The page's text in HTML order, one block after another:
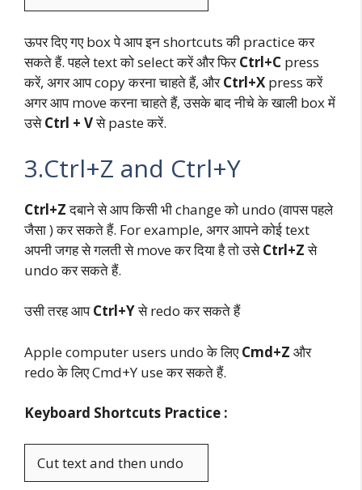
ऊपर दिए गए box पे आप इन shortcuts की practice कर
सकते हैं. पहले text को select करें और फिरCtrl+C press
करें, अगर आप copy करना चाहते हैं, औरCtrl+X press करें
अगर आप move करना चाहते हैं, उसके बाद नीचे के खाली box में
उसेCtrl + Vसे paste करें.
3.Ctrl+Z and Ctrl+Y
Ctrl+Zदबाने से आप किसी भी change को undo (वापस पहले
जैसा ) कर सकते हैं. For example, अगर आपने कोई text
अपनी जगह से गलती से move कर दिया है तो उसेCtrl+Zसे
undo कर सकते हैं.
उसी तरह आपCtrl+Yसे redo कर सकते हैं
Apple computer users undo के लिएCmd+Z और
redo के लिए Cmd+Y use कर सकते हैं.
Keyboard Shortcuts Practice :